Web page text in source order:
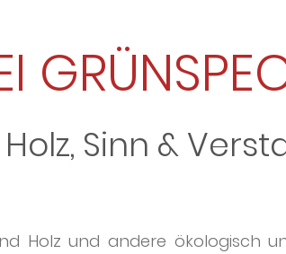
Sinn &
Holz und andere ökologisch